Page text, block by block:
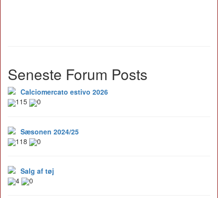
Seneste Forum Posts
Calciomercato estivo 2026
115
0
Sæsonen 2024/25
118
0
Salg af tøj
4
0